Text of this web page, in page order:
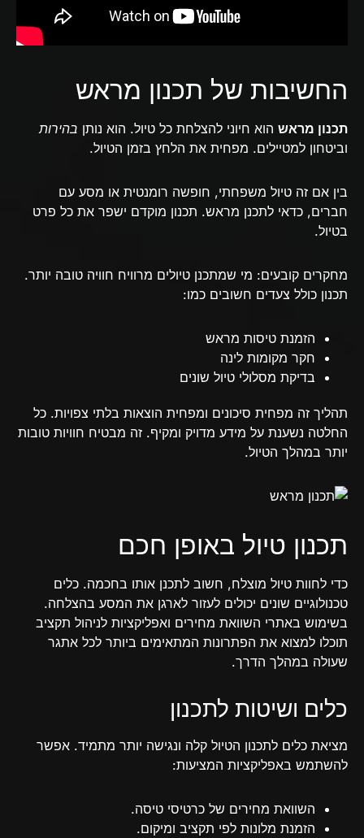
החשיבות של תכנון מראש
תכנון מראש הוא חיוני להצלחת כל טיול. הוא נותן בהירות
וביטחון למטיילים. מפחית את הלחץ בזמן הטיול.
בין אם זה טיול משפחתי, חופשה רומנטית או מסע עם
חברים, כדאי לתכנן מראש. תכנון מוקדם ישפר את כל פרט
בטיול.
מחקרים קובעים: מי שמתכנן טיולים מרוויח חוויה טובה יותר.
תכנון כולל צעדים חשובים כמו:
הזמנת טיסות מראש
חקר מקומות לינה
בדיקת מסלולי טיול שונים
תהליך זה מפחית סיכונים ומפחית הוצאות בלתי צפויות. כל
החלטה נשענת על מידע מדויק ומקיף. זה מבטיח חוויות טובות
יותר במהלך הטיול.
תכנון טיול באופן חכם
כדי לחוות טיול מוצלח, חשוב לתכנן אותו בחכמה. כלים
טכנולוגיים שונים יכולים לעזור לארגן את המסע בהצלחה.
בשימוש באתרי השוואת מחירים ואפליקציות לניהול תקציב
תוכלו למצוא את הפתרונות המתאימים ביותר לכל אתגר
שעולה במהלך הדרך.
כלים ושיטות לתכנון
מציאת כלים לתכנון הטיול קלה ונגישה יותר מתמיד. אפשר
להשתמש באפליקציות המציעות:
השוואת מחירים של כרטיסי טיסה.
הזמנת מלונות לפי תקציב ומיקום.